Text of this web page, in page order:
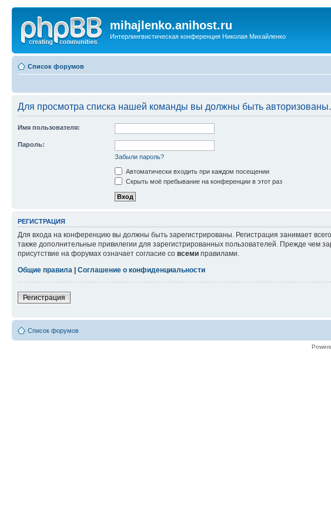
mihajlenko.anihost.ru
Интерлингвистическая конференция Николая Михайленко
Список форумов
Для просмотра списка нашей команды вы должны быть авторизованы.
Имя пользователя:
Пароль:
Забыли пароль?
Автоматически входить при каждом посещении
Скрыть моё пребывание на конференции в этот раз
РЕГИСТРАЦИЯ
Для входа на конференцию вы должны быть зарегистрированы. Регистрация занимает
также дополнительные привилегии для зарегистрированных пользователей. Прежде чем
присутствие на форумах означает согласие со всеми правилами.
Общие правила
Соглашение о конфиденциальности
Регистрация
Список форумов